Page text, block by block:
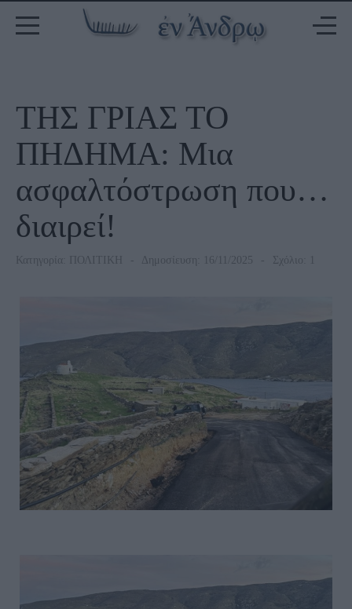
ΤΗΣ ΓΡΙΑΣ ΤΟ
ΠΗΔΗΜΑ: Μια
ασφαλτόστρωση που…
διαιρεί!
Κατηγορία: ΠΟΛΙΤΙΚΗ Δημοσίευση: 16/11/2025 Σχόλιο: 1